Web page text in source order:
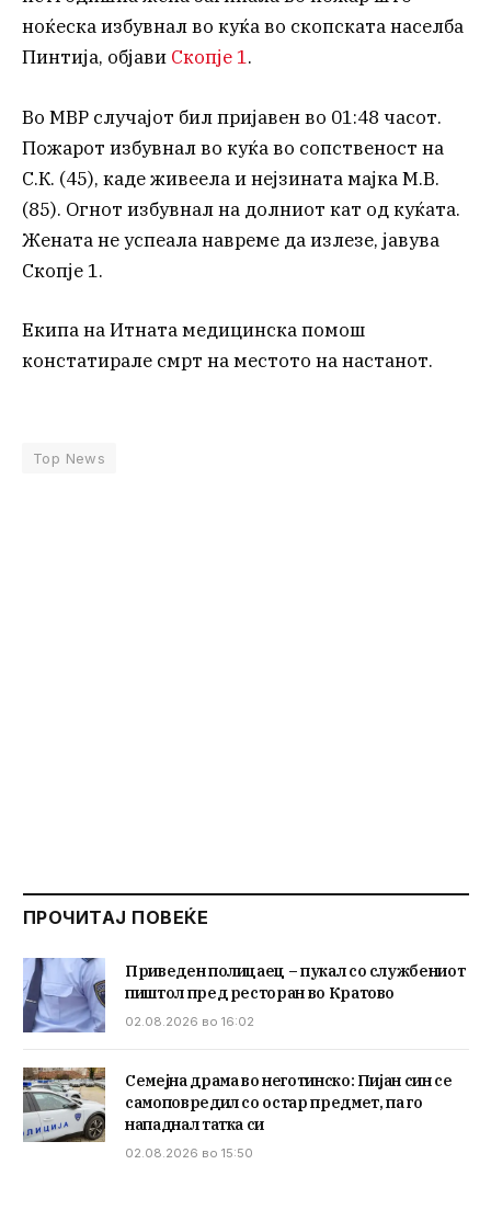
ноќеска избувнал во куќа во скопската населба
Пинтија, објави Скопје 1.
Во МВР случајот бил пријавен во 01:48 часот.
Пожарот избувнал во куќа во сопственост на
С.К. (45), каде живеела и нејзината мајка М.В.
(85). Огнот избувнал на долниот кат од куќата.
Жената не успеала навреме да излезе, јавува
Скопје 1.
Екипа на Итната медицинска помош
констатирале смрт на местото на настанот.
Top News
ПРОЧИТАЈ ПОВЕЌЕ
Приведен полицаец – пукал со службениот
пиштол пред ресторан во Кратово
02.08.2026 во 16:02
Семејна драма во неготинско: Пијан син се
самоповредил со остар предмет, па го
нападнал татка си
02.08.2026 во 15:50